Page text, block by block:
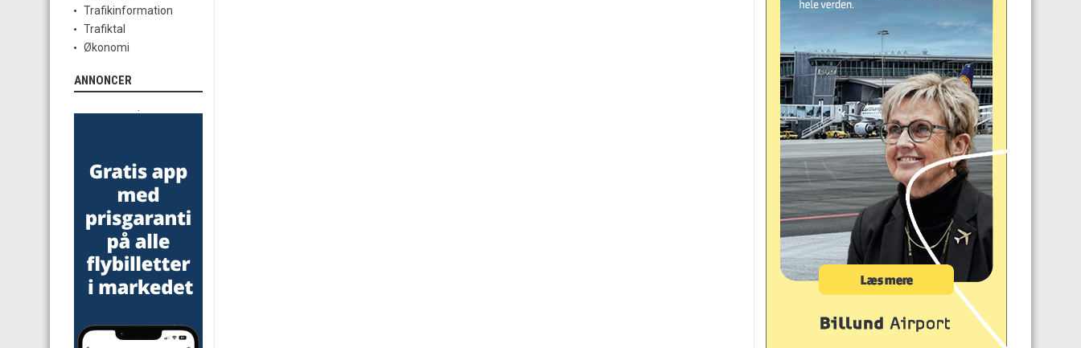
Trafikinformation
Trafiktal
Økonomi
ANNONCER